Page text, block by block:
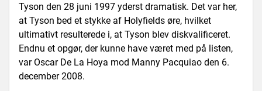
Tyson den 28 juni 1997 yderst dramatisk. Det var her,
at Tyson bed et stykke af Holyfields øre, hvilket
ultimativt resulterede i, at Tyson blev diskvalificeret.
Endnu et opgør, der kunne have været med på listen,
var Oscar De La Hoya mod Manny Pacquiao den 6.
december 2008.